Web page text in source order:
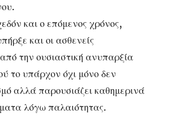
και ο επόμενος χρόνος,
και οι ασθενείς
την ουσιαστική ανυπαρξία
το υπάρχον όχι μόνο δεν
αλλά παρουσιάζει καθημερινά
λόγω παλαιότητας.